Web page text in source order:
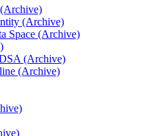
(Archive)
Space (Archive)
(Archive)
(Archive)